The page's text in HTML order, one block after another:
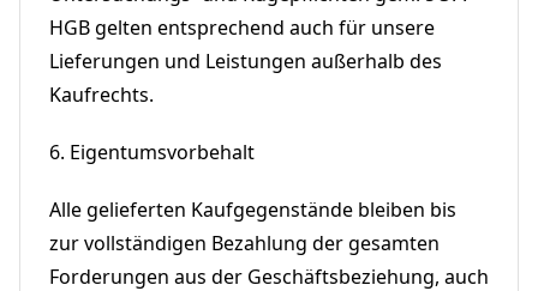
HGB gelten entsprechend auch für unsere
Lieferungen und Leistungen außerhalb des
Kaufrechts.
6. Eigentumsvorbehalt
Alle gelieferten Kaufgegenstände bleiben bis
zur vollständigen Bezahlung der gesamten
Forderungen aus der Geschäftsbeziehung, auch